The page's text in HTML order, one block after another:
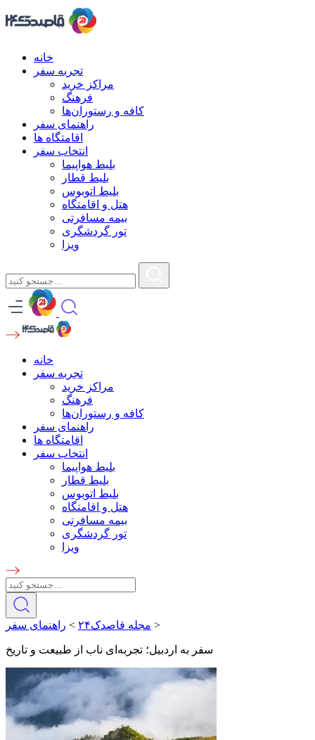
خانه
تجربه سفر
مراکز خرید
فرهنگ
کافه و رستوران‌ها
راهنمای سفر
اقامتگاه ها
انتخاب سفر
بلیط هواپیما
بلیط قطار
بلیط اتوبوس
هتل و اقامتگاه
بیمه مسافرتی
تور گردشگری
ویزا
خانه
تجربه سفر
مراکز خرید
فرهنگ
کافه و رستوران‌ها
راهنمای سفر
اقامتگاه ها
انتخاب سفر
بلیط هواپیما
بلیط قطار
بلیط اتوبوس
هتل و اقامتگاه
بیمه مسافرتی
تور گردشگری
ویزا
مجله قاصدک۲۴ > راهنمای سفر >
سفر به اردبیل؛ تجربه‌ای ناب از طبیعت و تاریخ